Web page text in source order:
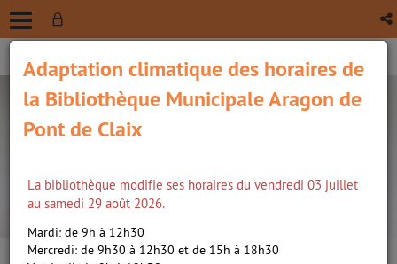
recherche avancée
Adaptation climatique des horaires de
la Bibliothèque Municipale Aragon de
Pont de Claix
La bibliothèque modifie ses horaires du vendredi 03 juillet
au samedi 29 août 2026.
Mardi: de 9h à 12h30
Mercredi: de 9h30 à 12h30 et de 15h à 18h30